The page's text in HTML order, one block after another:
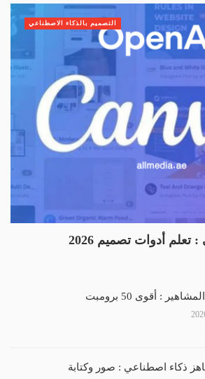
أدوات تصميم 2026
التصميم بالذكاء الاصطناعي
: أقوى 50 برومبت
ذكاء اصطناعي : صور وكتابة